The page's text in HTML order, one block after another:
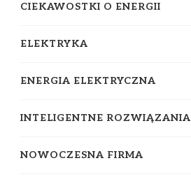
CIEKAWOSTKI O ENERGII
ELEKTRYKA
ENERGIA ELEKTRYCZNA
INTELIGENTNE ROZWIĄZANIA
NOWOCZESNA FIRMA